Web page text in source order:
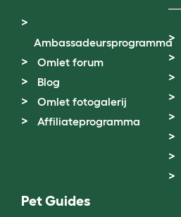
Ambassadeursprogramma
Omlet forum
Blog
Omlet fotogalerij
Affiliateprogramma
Pet Guides